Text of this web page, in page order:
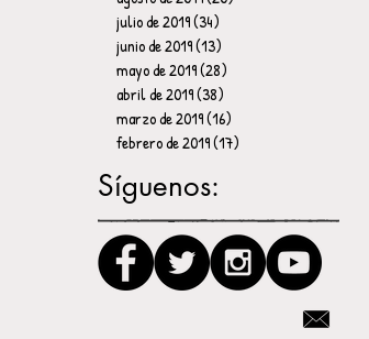
julio de 2019(34)
junio de 2019(13)
mayo de 2019(28)
abril de 2019(38)
marzo de 2019(16)
febrero de 2019(17)
Síguenos: